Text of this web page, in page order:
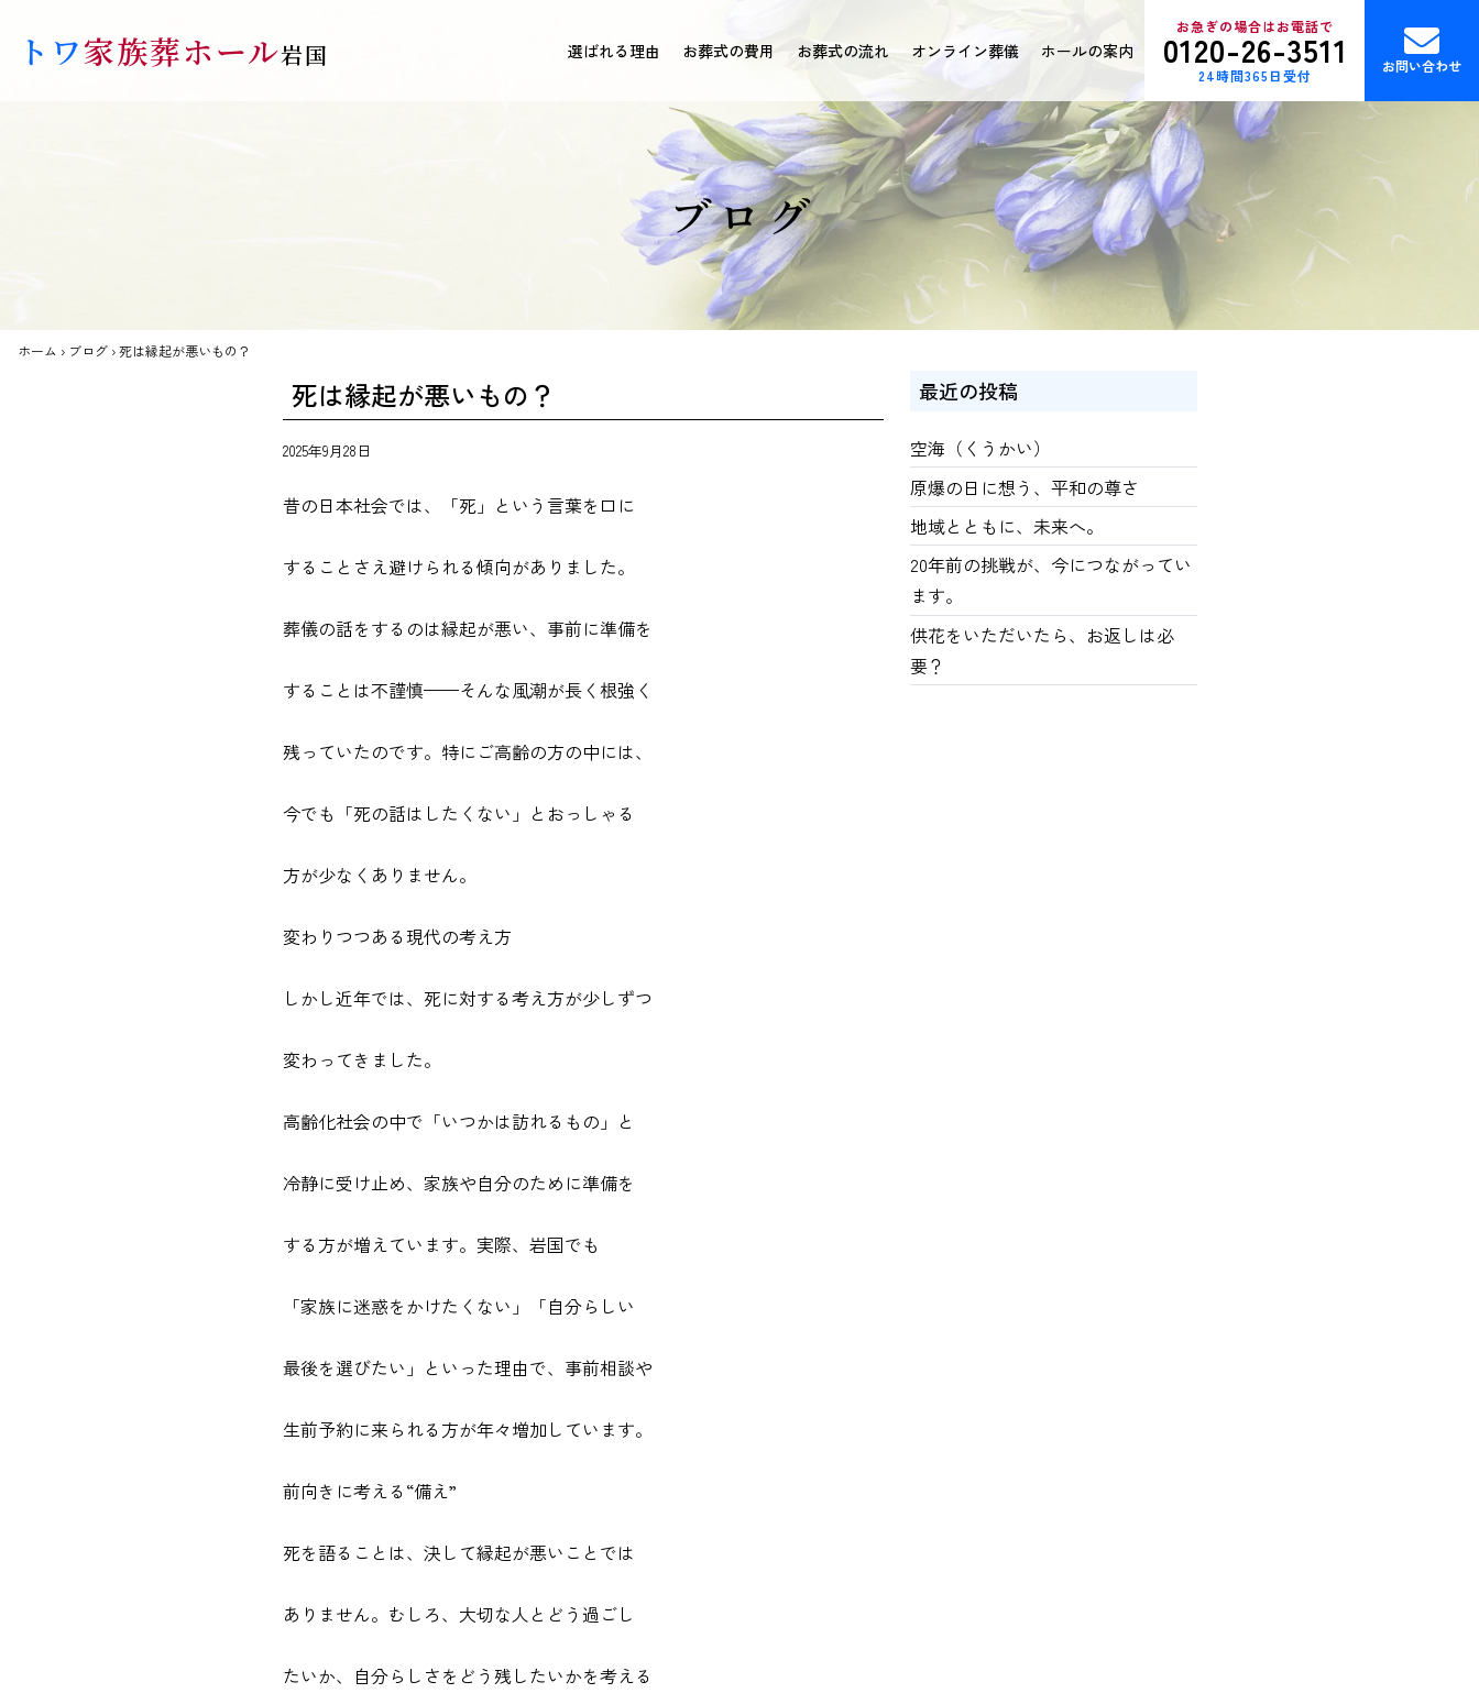
トワ家族葬ホール岩国 選ばれる理由 お葬式の費用 お葬式の流れ オンライン葬儀 ホールの案内
お急ぎの場合はお電話で
0120-26-3511
24時間365日受付
お問い合わせ
ブログ
ホーム › ブログ ›死は縁起が悪いもの？
死は縁起が悪いもの？
2025年9月28日
昔の日本社会では、「死」という言葉を口に
することさえ避けられる傾向がありました。
葬儀の話をするのは縁起が悪い、事前に準備を
することは不謹慎——そんな風潮が長く根強く
残っていたのです。特にご高齢の方の中には、
今でも「死の話はしたくない」とおっしゃる
方が少なくありません。
変わりつつある現代の考え方
しかし近年では、死に対する考え方が少しずつ
変わってきました。
高齢化社会の中で「いつかは訪れるもの」と
冷静に受け止め、家族や自分のために準備を
する方が増えています。実際、岩国でも
「家族に迷惑をかけたくない」「自分らしい
最後を選びたい」といった理由で、事前相談や
生前予約に来られる方が年々増加しています。
前向きに考える“備え”
死を語ることは、決して縁起が悪いことでは
ありません。むしろ、大切な人とどう過ごし
たいか、自分らしさをどう残したいかを考える
最近の投稿
空海（くうかい）
原爆の日に想う、平和の尊さ
地域とともに、未来へ。
20年前の挑戦が、今につながってい
ます。
供花をいただいたら、お返しは必
要？